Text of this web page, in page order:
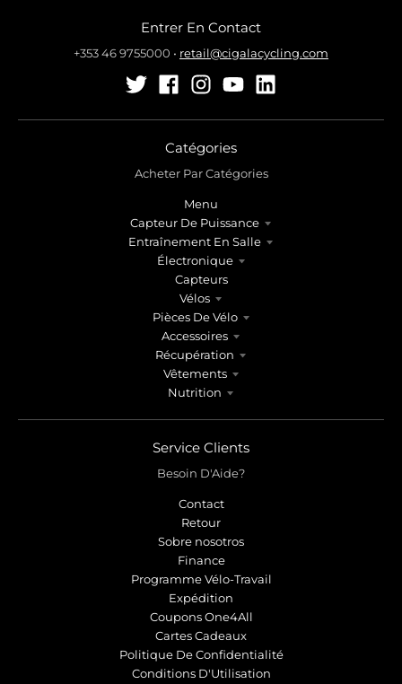
Entrer En Contact
+353 46 9755000 • retail@cigalacycling.com
Catégories
Acheter Par Catégories
Menu
Capteur De Puissance
Entraînement En Salle
Électronique
Capteurs
Vélos
Pièces De Vélo
Accessoires
Récupération
Vêtements
Nutrition
Service Clients
Besoin D'Aide?
Contact
Retour
Sobre nosotros
Finance
Programme Vélo-Travail
Expédition
Coupons One4All
Cartes Cadeaux
Politique De Confidentialité
Conditions D'Utilisation